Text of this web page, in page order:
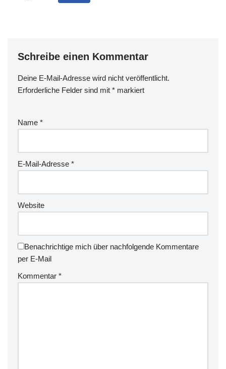
Schreibe einen Kommentar
Deine E-Mail-Adresse wird nicht veröffentlicht.
Erforderliche Felder sind mit * markiert
Name *
E-Mail-Adresse *
Website
Benachrichtige mich über nachfolgende Kommentare
per E-Mail
Kommentar *